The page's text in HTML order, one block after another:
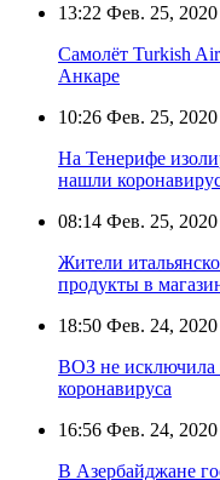
13:22 Фев. 25, 2020
Самолёт Turkish
Анкаре
10:26 Фев. 25, 2020
На Тенерифе
нашли
08:14 Фев. 25, 2020
Жители
продукты в
18:50 Фев. 24, 2020
ВОЗ не исключила
коронавируса
16:56 Фев. 24, 2020
В Азербайджане